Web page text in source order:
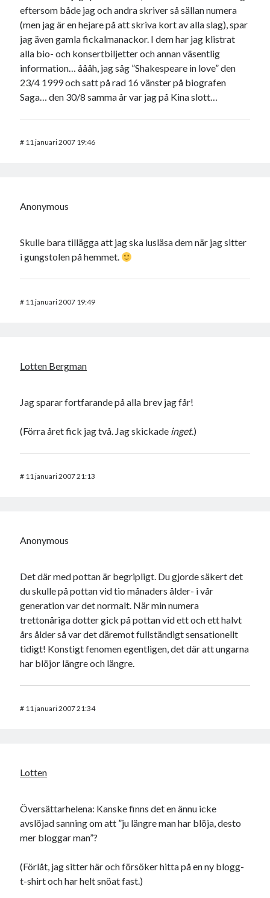
eftersom både jag och andra skriver så sällan numera
(men jag är en hejare på att skriva kort av alla slag), spar
jag även gamla fickalmanackor. I dem har jag klistrat
alla bio- och konsertbiljetter och annan väsentlig
information… åååh, jag såg ”Shakespeare in love” den
23/4 1999 och satt på rad 16 vänster på biografen
Saga… den 30/8 samma år var jag på Kina slott…
# 11 januari 2007 19:46
Anonymous
Skulle bara tillägga att jag ska lusläsa dem när jag sitter
i gungstolen på hemmet.
# 11 januari 2007 19:49
Lotten Bergman
Jag sparar fortfarande på alla brev jag får!
(Förra året fick jag två. Jag skickade inget.)
# 11 januari 2007 21:13
Anonymous
Det där med pottan är begripligt. Du gjorde säkert det
du skulle på pottan vid tio månaders ålder- i vår
generation var det normalt. När min numera
trettonåriga dotter gick på pottan vid ett och ett halvt
års ålder så var det däremot fullständigt sensationellt
tidigt! Konstigt fenomen egentligen, det där att ungarna
har blöjor längre och längre.
# 11 januari 2007 21:34
Lotten
Översättarhelena: Kanske finns det en ännu icke
avslöjad sanning om att ”ju längre man har blöja, desto
mer bloggar man”?
(Förlåt, jag sitter här och försöker hitta på en ny blogg-
t-shirt och har helt snöat fast.)